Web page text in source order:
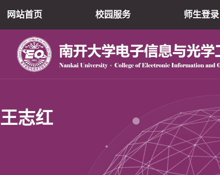
网站首页 校园服务 师生登录
王志红